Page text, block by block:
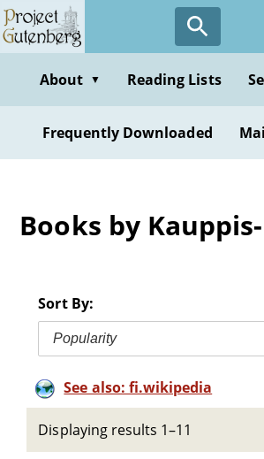
Skip
to
contentAbout ▼ Reading Lists
Frequently Downloaded
Books by
Sort By:
Popularity
See also: fi.wikipedia
Displaying results 1–11